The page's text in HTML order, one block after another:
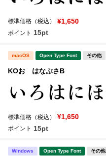
標準価格（税込） ¥1,650
ポイント 15pt
macOS Open Type Font その他
KOおゝはなぶさB
標準価格（税込） ¥1,650
ポイント 15pt
Windows Open Type Font その他